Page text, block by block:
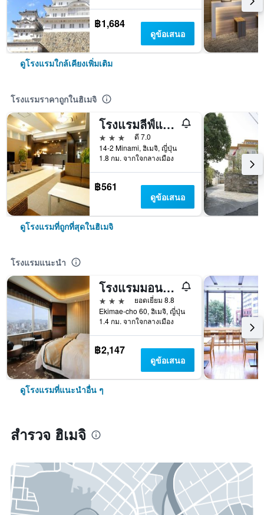
฿1,684
ดูข้อเสนอ
ดูโรงแรมใกล้เคียงเพิ่มเติม
โรงแรมราคาถูกในฮิเมจิ
โรงแรมลีฟ์แม็กซ์ ฮิเมจิ เอกิมาเอะ
3 ดาว
ดี 7.0
14-2 Minami, ฮิเมจิ, ญี่ปุ่น
1.8 กม. จากใจกลางเมือง
฿561
ดูข้อเสนอ
ดูโรงแรมที่ถูกที่สุดในฮิเมจิ
โรงแรมแนะนำ
โรงแรมมอนเทอรีย์ ฮิเมจิ
3 ดาว
ยอดเยี่ยม 8.8
Ekimae-cho 60, ฮิเมจิ, ญี่ปุ่น
1.4 กม. จากใจกลางเมือง
฿2,147
ดูข้อเสนอ
ดูโรงแรมที่แนะนำอื่น ๆ
สำรวจ ฮิเมจิ